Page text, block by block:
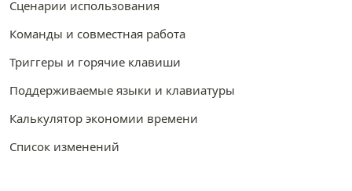
Сценарии использования
Команды и совместная работа
Триггеры и горячие клавиши
Поддерживаемые языки и клавиатуры
Калькулятор экономии времени
Список изменений